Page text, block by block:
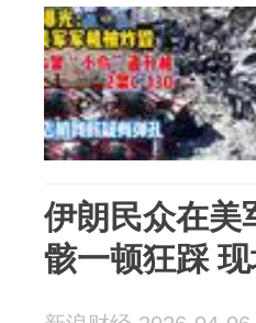
伊朗民众在美
骸一顿狂踩